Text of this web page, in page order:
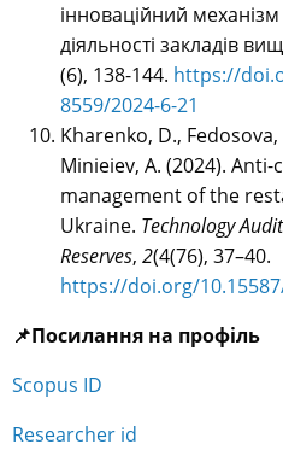
інноваційний
діяльності закладів
(6), 138-144. https://
8559/2024-6-21
Kharenko, D.,
Minieiev, A. (2024).
management of the
Ukraine. Technology
Reserves, 2(4(76), 37–40.
https://doi.org/
📌Посилання на профіль
Scopus ID
Researcher id